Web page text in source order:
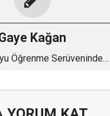
Kağan
Öğrenme Serüveninde